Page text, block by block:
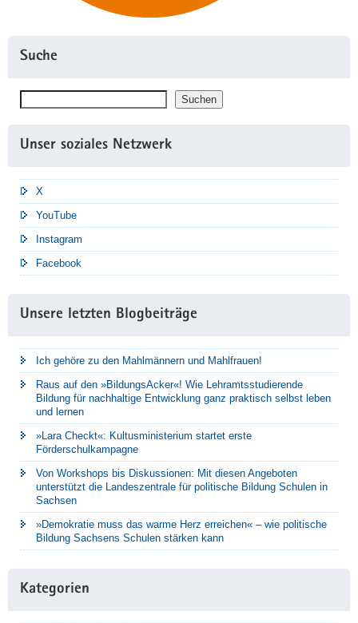
Suche
Suchen
Unser soziales Netzwerk
X
YouTube
Instagram
Facebook
Unsere letzten Blogbeiträge
Ich gehöre zu den Mahlmännern und Mahlfrauen!
Raus auf den »BildungsAcker«! Wie Lehramtsstudierende
Bildung für nachhaltige Entwicklung ganz praktisch selbst leben
und lernen
»Lara Checkt«: Kultusministerium startet erste
Förderschulkampagne
Von Workshops bis Diskussionen: Mit diesen Angeboten
unterstützt die Landeszentrale für politische Bildung Schulen in
Sachsen
»Demokratie muss das warme Herz erreichen« – wie politische
Bildung Sachsens Schulen stärken kann
Kategorien